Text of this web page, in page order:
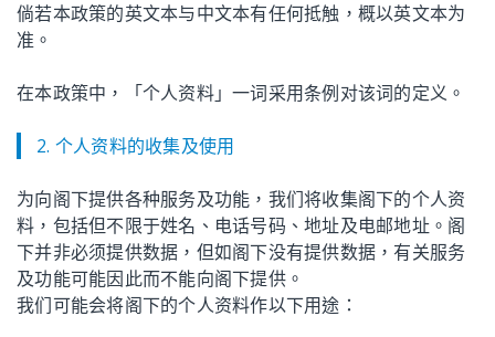
倘若本政策的英文本与中文本有任何抵触，概以英文本为
准。
在本政策中，「个人资料」一词采用条例对该词的定义。
2. 个人资料的收集及使用
为向阁下提供各种服务及功能，我们将收集阁下的个人资
料，包括但不限于姓名、电话号码、地址及电邮地址。阁
下并非必须提供数据，但如阁下没有提供数据，有关服务
及功能可能因此而不能向阁下提供。
我们可能会将阁下的个人资料作以下用途：